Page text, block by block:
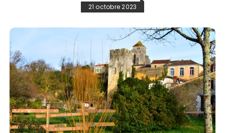
21 octobre 2023